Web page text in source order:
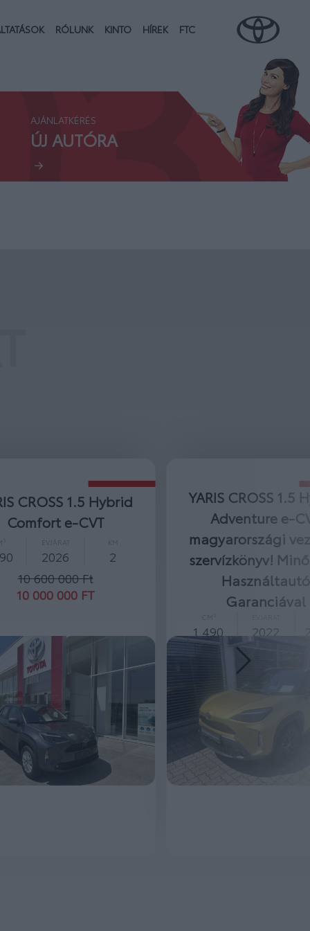
RÓLUNK KINTO HÍREK FTC
AJÁNLATKÉRÉS
ÚJ AUTÓRA
CROSS 1.5 Hybrid
Adventure e-CVT
Minősített
Használtautó
Garanciával
11 790 000 Ft
MEGNÉZEM
YARIS 1.5 Hybrid
e-CVT
azonnal
1 490
ÉVJÁRAT
2026
10 425 000 Ft
9 600 000 FT
MEGNÉZEM